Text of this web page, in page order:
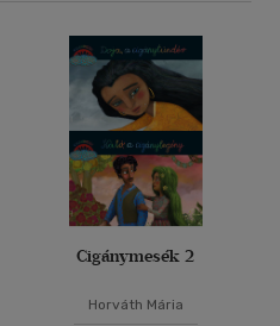
Cigánymesék 2
Horváth Mária